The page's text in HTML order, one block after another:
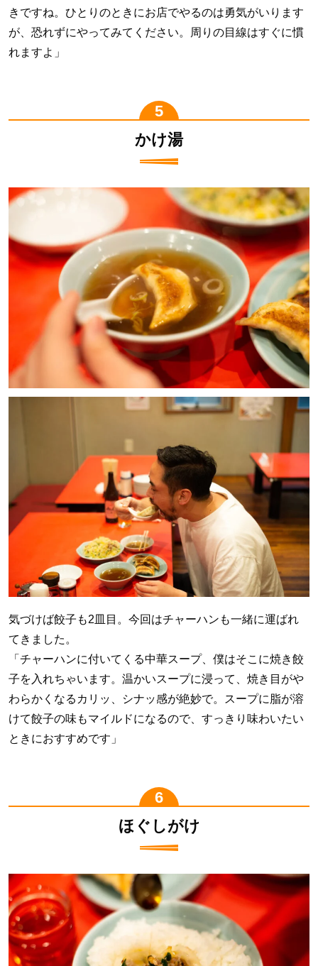
きですね。ひとりのときにお店でやるのは勇気がいります
が、恐れずにやってみてください。周りの目線はすぐに慣
れますよ」
かけ湯
気づけば餃子も2皿目。今回はチャーハンも一緒に運ばれ
てきました。
「チャーハンに付いてくる中華スープ、僕はそこに焼き餃
子を入れちゃいます。温かいスープに浸って、焼き目がや
わらかくなるカリッ、シナッ感が絶妙で。スープに脂が溶
けて餃子の味もマイルドになるので、すっきり味わいたい
ときにおすすめです」
ほぐしがけ